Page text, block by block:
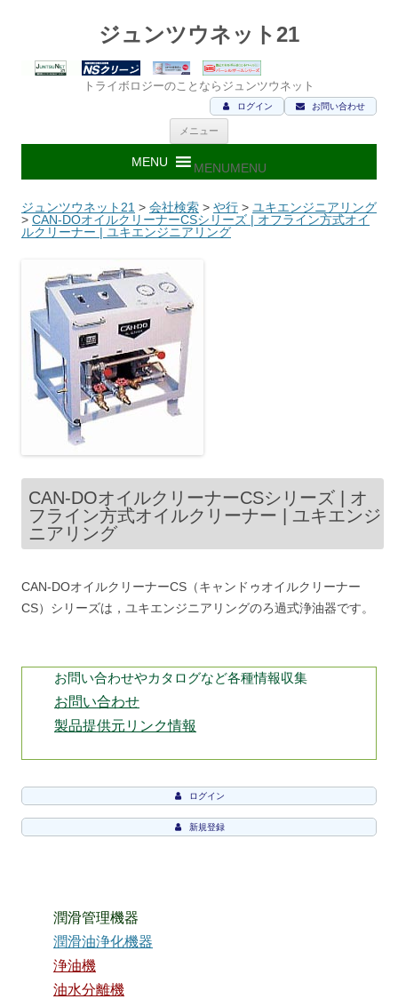
ジュンツウネット21
トライボロジーのことならジュンツウネット
お問い合わせ
ログイン
メニュー
ン
ツ
ス
キ
ッ
プ
MENUMENU
ジュンツウネット21 > 会社検索 > や行 > ユキエンジニアリング
> CAN-DOオイルクリーナーCSシリーズ | オフライン方式オイ
ルクリーナー | ユキエンジニアリング
CAN-DOオイルクリーナーCSシリーズ | オ
フライン方式オイルクリーナー | ユキエンジ
ニアリング
CAN-DOオイルクリーナーCS（キャンドゥオイルクリーナー
CS）シリーズは，ユキエンジニアリングのろ過式浄油器です。
お問い合わせやカタログなど各種情報収集
お問い合わせ
製品提供元リンク情報
ログイン
新規登録
潤滑管理機器
潤滑油浄化機器
浄油機
油水分離機